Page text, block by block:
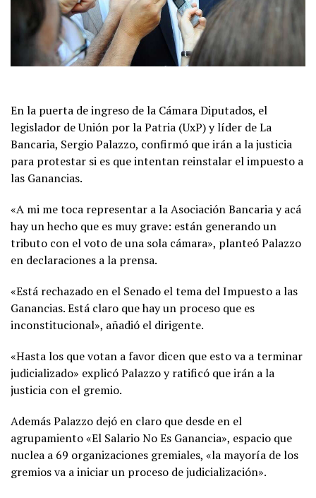
En la puerta de ingreso de la Cámara Diputados, el
legislador de Unión por la Patria (UxP) y líder de La
Bancaria, Sergio Palazzo, confirmó que irán a la justicia
para protestar si es que intentan reinstalar el impuesto a
las Ganancias.
«A mi me toca representar a la Asociación Bancaria y acá
hay un hecho que es muy grave: están generando un
tributo con el voto de una sola cámara», planteó Palazzo
en declaraciones a la prensa.
«Está rechazado en el Senado el tema del Impuesto a las
Ganancias. Está claro que hay un proceso que es
inconstitucional», añadió el dirigente.
«Hasta los que votan a favor dicen que esto va a terminar
judicializado» explicó Palazzo y ratificó que irán a la
justicia con el gremio.
Además Palazzo dejó en claro que desde en el
agrupamiento «El Salario No Es Ganancia», espacio que
nuclea a 69 organizaciones gremiales, «la mayoría de los
gremios va a iniciar un proceso de judicialización».